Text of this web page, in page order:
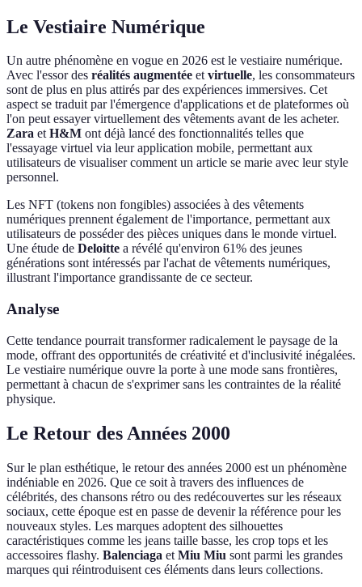
Le Vestiaire Numérique
Un autre phénomène en vogue en 2026 est le vestiaire numérique.
Avec l'essor des réalités augmentée etvirtuelle, les consommateurs
sont de plus en plus attirés par des expériences immersives. Cet
aspect se traduit par l'émergence d'applications et de plateformes où
l'on peut essayer virtuellement des vêtements avant de les acheter.
Zara etH&M ont déjà lancé des fonctionnalités telles que
l'essayage virtuel via leur application mobile, permettant aux
utilisateurs de visualiser comment un article se marie avec leur style
personnel.
Les NFT (tokens non fongibles) associées à des vêtements
numériques prennent également de l'importance, permettant aux
utilisateurs de posséder des pièces uniques dans le monde virtuel.
Une étude de Deloitte a révélé qu'environ 61% des jeunes
générations sont intéressés par l'achat de vêtements numériques,
illustrant l'importance grandissante de ce secteur.
Analyse
Cette tendance pourrait transformer radicalement le paysage de la
mode, offrant des opportunités de créativité et d'inclusivité inégalées.
Le vestiaire numérique ouvre la porte à une mode sans frontières,
permettant à chacun de s'exprimer sans les contraintes de la réalité
physique.
Le Retour des Années 2000
Sur le plan esthétique, le retour des années 2000 est un phénomène
indéniable en 2026. Que ce soit à travers des influences de
célébrités, des chansons rétro ou des redécouvertes sur les réseaux
sociaux, cette époque est en passe de devenir la référence pour les
nouveaux styles. Les marques adoptent des silhouettes
caractéristiques comme les jeans taille basse, les crop tops et les
accessoires flashy. Balenciaga et Miu Miu sont parmi les grandes
marques qui réintroduisent ces éléments dans leurs collections.